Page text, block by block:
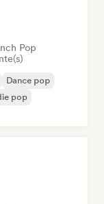
Pop
Dance pop
pop